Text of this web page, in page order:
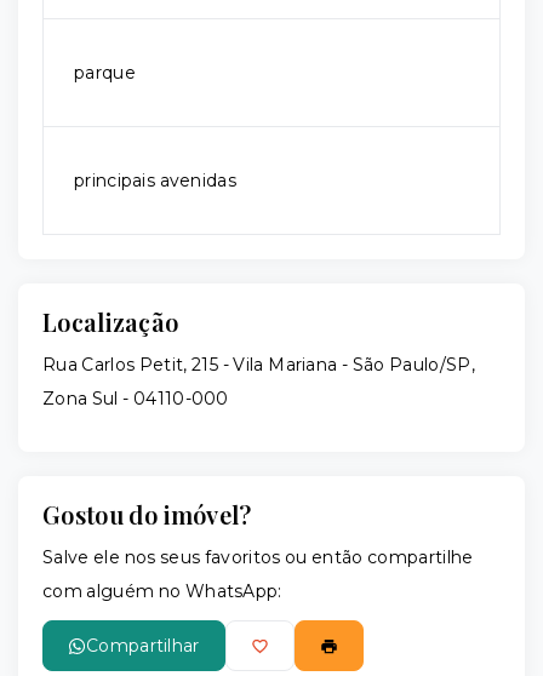
parque
principais avenidas
Localização
Rua Carlos Petit, 215 - Vila Mariana - São Paulo/SP,
Zona Sul - 04110-000
Gostou do imóvel?
Salve ele nos seus favoritos ou então compartilhe
com alguém no WhatsApp:
Compartilhar